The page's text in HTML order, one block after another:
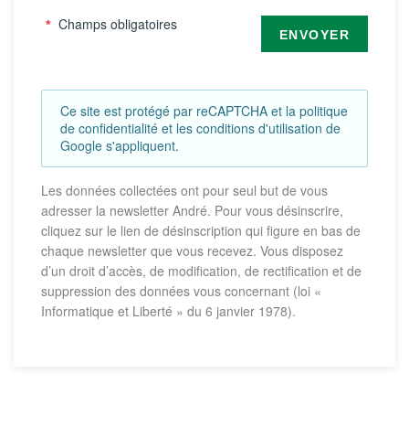
Champs obligatoires
ENVOYER
Ce site est protégé par reCAPTCHA et la politique
de confidentialité et les conditions d'utilisation de
Google s'appliquent.
Les données collectées ont pour seul but de vous
adresser la newsletter André. Pour vous désinscrire,
cliquez sur le lien de désinscription qui figure en bas de
chaque newsletter que vous recevez. Vous disposez
d’un droit d’accès, de modification, de rectification et de
suppression des données vous concernant (loi «
Informatique et Liberté » du 6 janvier 1978).